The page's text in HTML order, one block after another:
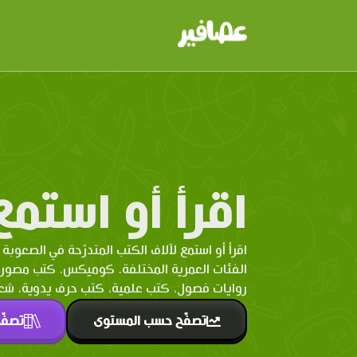
اقرأ أو
اقرأ أو استمع لآلاف الكتب المتدرّحة في
الفئات العمرية المختلفة. كوميكس، كتب
روايات فصول، كتب علمية، كتب حرف يدوية،
تصفّح حسب المستوى